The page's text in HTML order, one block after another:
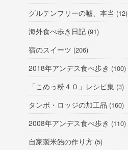
グルテンフリーの嘘、本当 (12)
海外食べ歩き日記 (91)
宿のスイーツ (206)
2018年アンデス食べ歩き (100)
「こめっ粉４０」レシピ集 (3)
タンボ・ロッジの加工品 (160)
2008年アンデス食べ歩き (110)
自家製米飴の作り方 (5)